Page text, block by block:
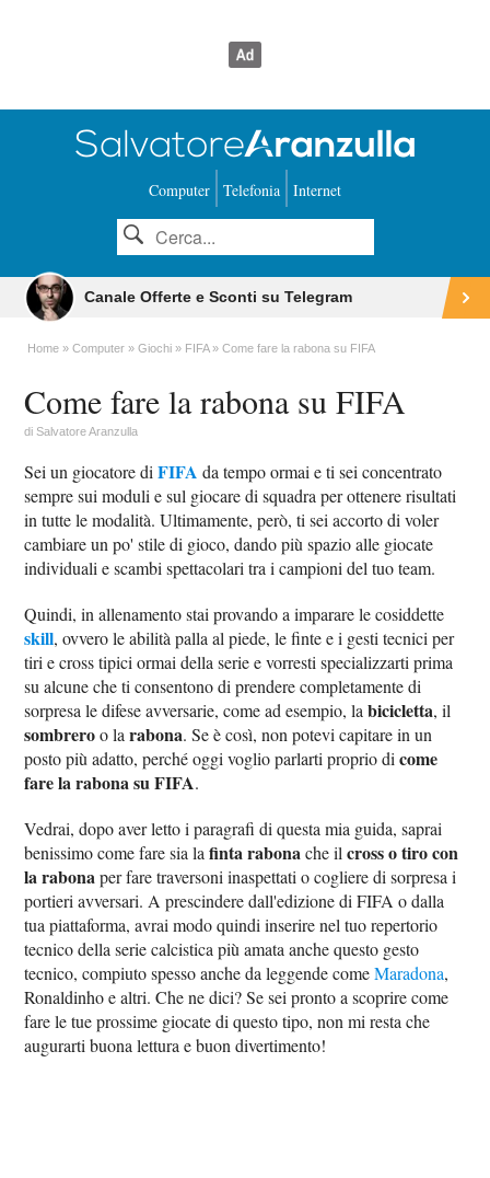
Computer Telefonia Internet
Canale Offerte e Sconti su Telegram
Home Computer Giochi FIFA Come fare la rabona su FIFA
Come fare la rabona su FIFA
diSalvatore Aranzulla
Sei un giocatore diFIFA da tempo ormai e ti sei concentrato
sempre sui moduli e sul giocare di squadra per ottenere risultati
in tutte le modalità. Ultimamente, però, ti sei accorto di voler
cambiare un po' stile di gioco, dando più spazio alle giocate
individuali e scambi spettacolari tra i campioni del tuo team.
Quindi, in allenamento stai provando a imparare le cosiddette
skill, ovvero le abilità palla al piede, le finte e i gesti tecnici per
tiri e cross tipici ormai della serie e vorresti specializzarti prima
su alcune che ti consentono di prendere completamente di
sorpresa le difese avversarie, come ad esempio, labicicletta, il
sombreroo larabona. Se è così, non potevi capitare in un
posto più adatto, perché oggi voglio parlarti proprio dicome
fare la rabona su FIFA.
Vedrai, dopo aver letto i paragrafi di questa mia guida, saprai
benissimo come fare sia lafinta rabonache ilcross o tiro con
la rabonaper fare traversoni inaspettati o cogliere di sorpresa i
portieri avversari. A prescindere dall'edizione di FIFA o dalla
tua piattaforma, avrai modo quindi inserire nel tuo repertorio
tecnico della serie calcistica più amata anche questo gesto
tecnico, compiuto spesso anche da leggende comeMaradona,
Ronaldinho e altri. Che ne dici? Se sei pronto a scoprire come
fare le tue prossime giocate di questo tipo, non mi resta che
augurarti buona lettura e buon divertimento!